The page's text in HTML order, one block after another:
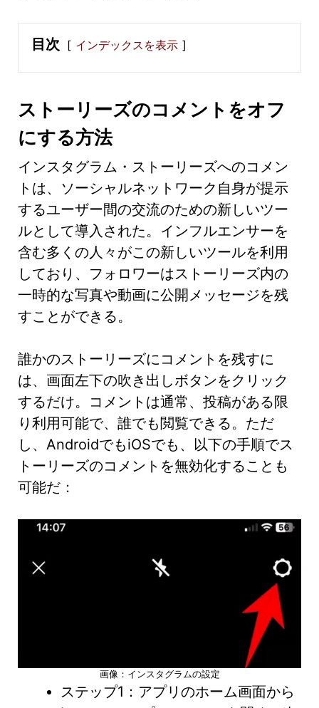
目次 インデックスを表示
ストーリーズのコメントをオフ
にする方法
インスタグラム・ストーリーズへのコメン
トは、ソーシャルネットワーク自身が提示
するユーザー間の交流のための新しいツー
ルとして導入された。インフルエンサーを
含む多くの人々がこの新しいツールを利用
しており、フォロワーはストーリーズ内の
一時的な写真や動画に公開メッセージを残
すことができる。
誰かのストーリーズにコメントを残すに
は、画面左下の吹き出しボタンをクリック
するだけ。コメントは通常、投稿がある限
り利用可能で、誰でも閲覧できる。ただ
し、AndroidでもiOSでも、以下の手順でス
トーリーズのコメントを無効化することも
可能だ：
画像：インスタグラムの設定
ステップ1：アプリのホーム画面から